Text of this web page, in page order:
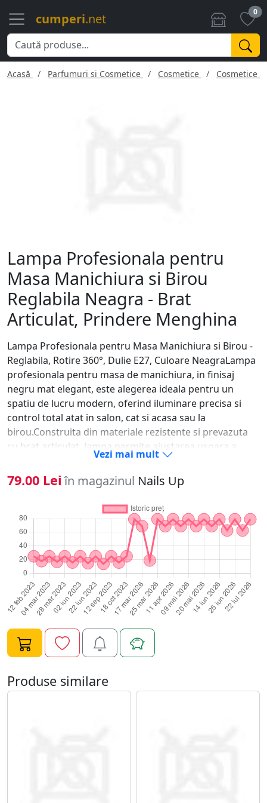
cumperi.net 0
Acasă Parfumuri si Cosmetice Cosmetice Cosmetice
Lampa Profesionala pentru
Masa Manichiura si Birou
Reglabila Neagra - Brat
Articulat, Prindere Menghina
Lampa Profesionala pentru Masa Manichiura si Birou -
Reglabila, Rotire 360°, Dulie E27, Culoare NeagraLampa
profesionala pentru masa de manichiura, in finisaj
negru mat elegant, este alegerea ideala pentru un
spatiu de lucru modern, oferind iluminare precisa si
control total atat in salon, cat si acasa sau la
birou.Construita din materiale rezistente si prevazuta
cu brat articulat, lampa permite ajustarea usoara a
pozitiei pentru o vizibilitate optima in timpul lucrului de
finete.Flexibilitate si control total brat articulat reglabil
in mai multe puncte rotire completa 360° pozitionare
precisa a luminii ideala pentru manichiura, birou si
activitati de precizieSistem de prindere stabil fixare prin
menghina inclusa montaj rapid pe masa de lucru
stabilitate ridicata in utilizare economiseste spatiu pe
suprafata de lucruSistem de iluminare compatibila cu
bec standard E27 putere maxima: 40W compatibila cu
bec LED puternic (echivalent pana la 100W clasic)
iluminare directionata pentru precizie
maximaConstructie si design structura metalica
durabila abajur metalic detasabil diametru abajur: 15,5
cm culoare: negru mat (aspect profesional si
elegant)Specificatii tehnice tip produs: lampa pentru
masa de manichiura si birou tip dulie: E27 putere
maxima: 40W alimentare: 220V frecventa: 50Hz lungime
Vezi mai mult
79.00 Lei în magazinul Nails Up
Produse similare